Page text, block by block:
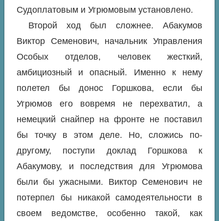
Судоплатовым и Угрюмовым установлено.
Второй ход был сложнее. Абакумов
Виктор Семенович, начальник Управления
Особых отделов, человек жесткий,
амбициозный и опасный. Именно к нему
полетел бы донос Горшкова, если бы
Угрюмов его вовремя не перехватил, а
немецкий снайпер на фронте не поставил
бы точку в этом деле. Но, сложись по-
другому, поступи доклад Горшкова к
Абакумову, и последствия для Угрюмова
были бы ужасными. Виктор Семенович не
потерпел бы никакой самодеятельности в
своем ведомстве, особенно такой, как